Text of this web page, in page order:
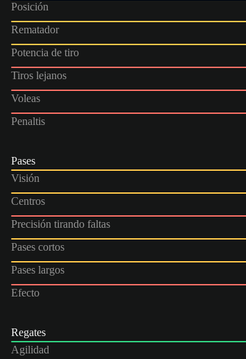
Posición
Rematador
Potencia de tiro
Tiros lejanos
Voleas
Penaltis
Pases
Visión
Centros
Precisión tirando faltas
Pases cortos
Pases largos
Efecto
Regates
Agilidad